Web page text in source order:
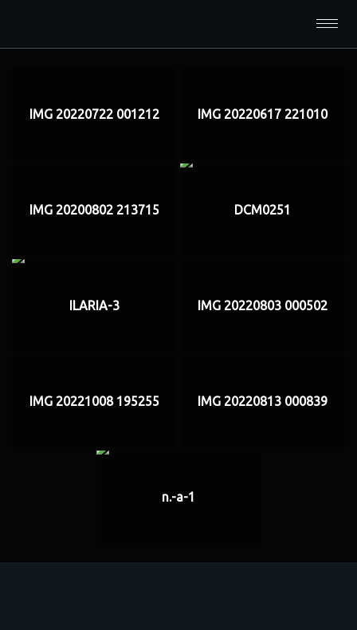
IMG 20220722 001212 IMG 20220617 221010
IMG 20200802 213715 DCM0251
ILARIA-3 IMG 20220803 000502
IMG 20221008 195255 IMG 20220813 000839
n.-a-1